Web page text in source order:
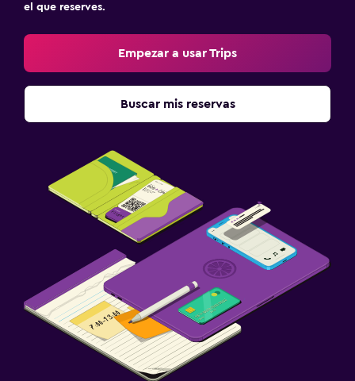
el que reserves.
Empezar a usar Trips
Buscar mis reservas